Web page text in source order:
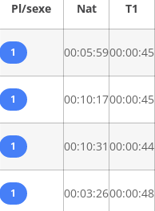
Pl/sexe Nat T1
1 00:05:5900:00:45
1 00:10:1700:00:45
1 00:10:31 00:00:44
1 00:03:2600:00:48